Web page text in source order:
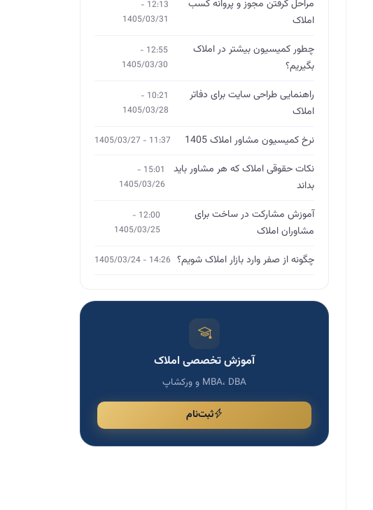
مراحل گرفتن مجوز و پروانه کسب
املاک
12:13 -
1405/03/31
چطور کمیسیون بیشتر در املاک
بگیریم؟
12:55 -
1405/03/30
راهنمایی طراحی سایت برای دفاتر
املاک
10:21 -
1405/03/28
نرخ کمیسیون مشاور املاک 1405 11:37 - 1405/03/27
نکات حقوقی املاک که هر مشاور باید
بداند
15:01 -
1405/03/26
آموزش مشارکت در ساخت برای
مشاوران املاک
12:00 -
1405/03/25
چگونه از صفر وارد بازار املاک شویم؟ 14:26 - 1405/03/24
آموزش تخصصی املاک
MBA، DBA و ورکشاپ
ثبت‌نام